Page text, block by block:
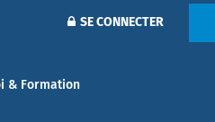
SE CONNECTER
& Formation